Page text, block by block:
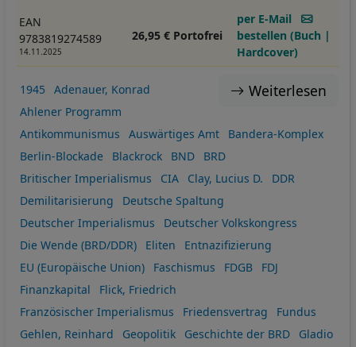
EAN
9783819274589
14.11.2025
26,95 € Portofrei
per E-Mail
bestellen (Buch |
Hardcover)
Weiterlesen
1945
Adenauer, Konrad
Ahlener Programm
Antikommunismus
Auswärtiges Amt
Bandera-Komplex
Berlin-Blockade
Blackrock BND
BRD
Britischer Imperialismus
CIA Clay, Lucius D.
DDR
Demilitarisierung
Deutsche Spaltung
Deutscher Imperialismus
Deutscher Volkskongress
Die Wende (BRD/DDR)
Eliten
Entnazifizierung
EU (Europäische Union)
Faschismus FDGB
FDJ
Finanzkapital
Flick, Friedrich
Französischer Imperialismus
Friedensvertrag
Fundus
Gehlen, Reinhard
Geopolitik Geschichte der BRD
Gladio